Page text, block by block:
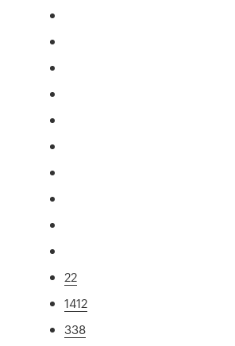
22
1412
338